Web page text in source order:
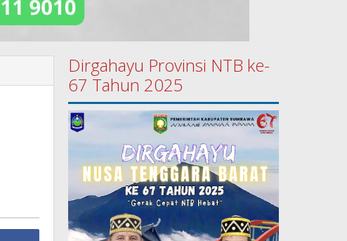
Dirgahayu Provinsi NTB ke-
67 Tahun 2025